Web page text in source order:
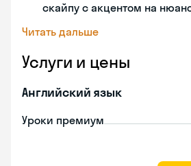
скайпу с акцентом на
Читать дальше
Услуги и цены
Английский язык
Уроки премиум